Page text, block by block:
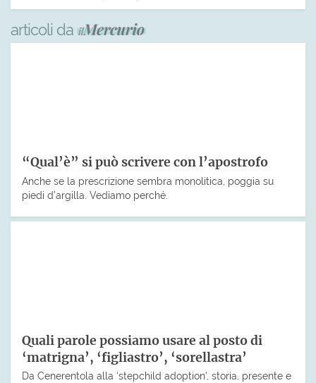
articoli da
“Qual’è” si può scrivere con l’apostrofo
Anche se la prescrizione sembra monolitica, poggia su
piedi d’argilla. Vediamo perché.
Quali parole possiamo usare al posto di
‘matrigna’, ‘figliastro’, ‘sorellastra’
Da Cenerentola alla ‘stepchild adoption’, storia, presente e